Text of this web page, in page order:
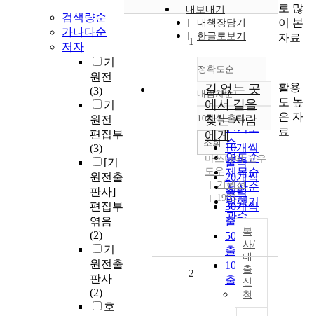
검색량순
가나다순
저자
기
원전
(3)
기
원전
편집부
(3)
[기
원전출
판사]
편집부
엮음
(2)
기
원전출
판사
(2)
호
내보내기
내책장담기
한글로보기
정확도순
정확도
순
인기도
순
연도순
제목순
저자순
발행기
관순
내림차순
내림차순
10개씩 출력
10개씩
출력
20개씩
출력
30개씩
출력
50개씩
출력
100개씩
출력
조회
1
길 없는 곳
에서 길을
찾는 사람
에게
마쓰나이 고우
도우
기원전
1993
복
사/
대
출
신
청
2
로 많
이 본
자료
활용
도 높
은 자
료